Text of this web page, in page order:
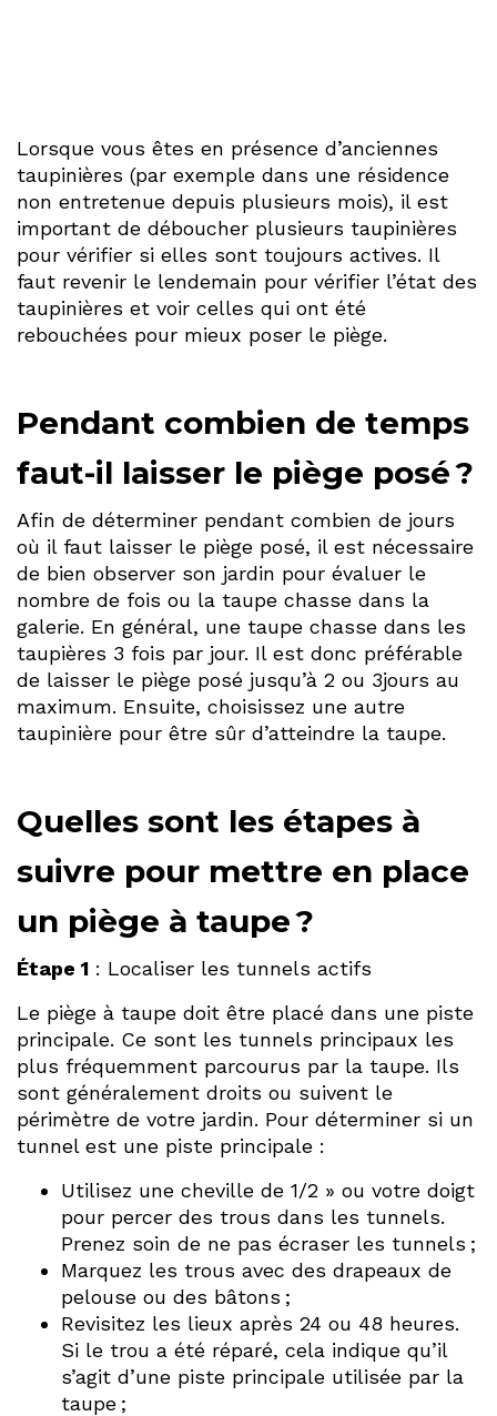
Lorsque vous êtes en présence d’anciennes
taupinières (par exemple dans une résidence
non entretenue depuis plusieurs mois), il est
important de déboucher plusieurs taupinières
pour vérifier si elles sont toujours actives. Il
faut revenir le lendemain pour vérifier l’état des
taupinières et voir celles qui ont été
rebouchées pour mieux poser le piège.
Pendant combien de temps
faut-il laisser le piège posé ?
Afin de déterminer pendant combien de jours
où il faut laisser le piège posé, il est nécessaire
de bien observer son jardin pour évaluer le
nombre de fois ou la taupe chasse dans la
galerie. En général, une taupe chasse dans les
taupières 3 fois par jour. Il est donc préférable
de laisser le piège posé jusqu’à 2 ou 3jours au
maximum. Ensuite, choisissez une autre
taupinière pour être sûr d’atteindre la taupe.
Quelles sont les étapes à
suivre pour mettre en place
un piège à taupe ?
Étape 1 : Localiser les tunnels actifs
Le piège à taupe doit être placé dans une piste
principale. Ce sont les tunnels principaux les
plus fréquemment parcourus par la taupe. Ils
sont généralement droits ou suivent le
périmètre de votre jardin. Pour déterminer si un
tunnel est une piste principale :
Utilisez une cheville de 1/2 » ou votre doigt
pour percer des trous dans les tunnels.
Prenez soin de ne pas écraser les tunnels ;
Marquez les trous avec des drapeaux de
pelouse ou des bâtons ;
Revisitez les lieux après 24 ou 48 heures.
Si le trou a été réparé, cela indique qu’il
s’agit d’une piste principale utilisée par la
taupe ;